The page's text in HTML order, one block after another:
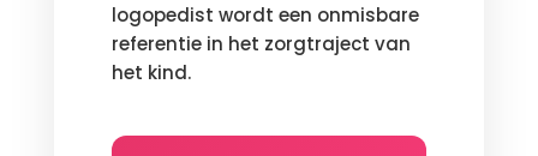
logopedist wordt een onmisbare
referentie in het zorgtraject van
het kind.